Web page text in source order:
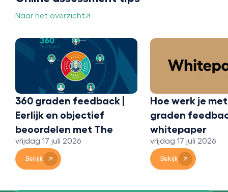
Naar het overzicht
360 graden feedback |
Eerlijk en objectief
beoordelen met The
Bridge 360
vrijdag 17 juli 2026
Bekijk
Hoe werk je
graden
whitepaper
vrijdag 17 juli 2026
Bekijk